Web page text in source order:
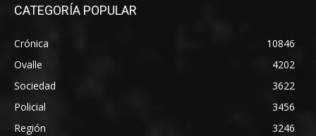
CATEGORÍA POPULAR
Crónica
10846
Ovalle
4202
Sociedad
3622
Policial
3456
Región
3246